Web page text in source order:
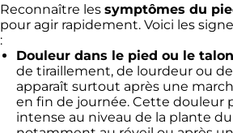
Reconnaître les symptômes du
pour agir rapidement. Voici les
:
Douleur dans le pied ou le talon
de tiraillement, de lourdeur ou
apparaît surtout après une
en fin de journée. Cette douleur
intense au niveau de la plante